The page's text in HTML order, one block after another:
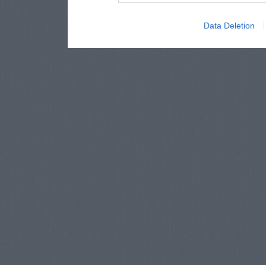
Data Deletion